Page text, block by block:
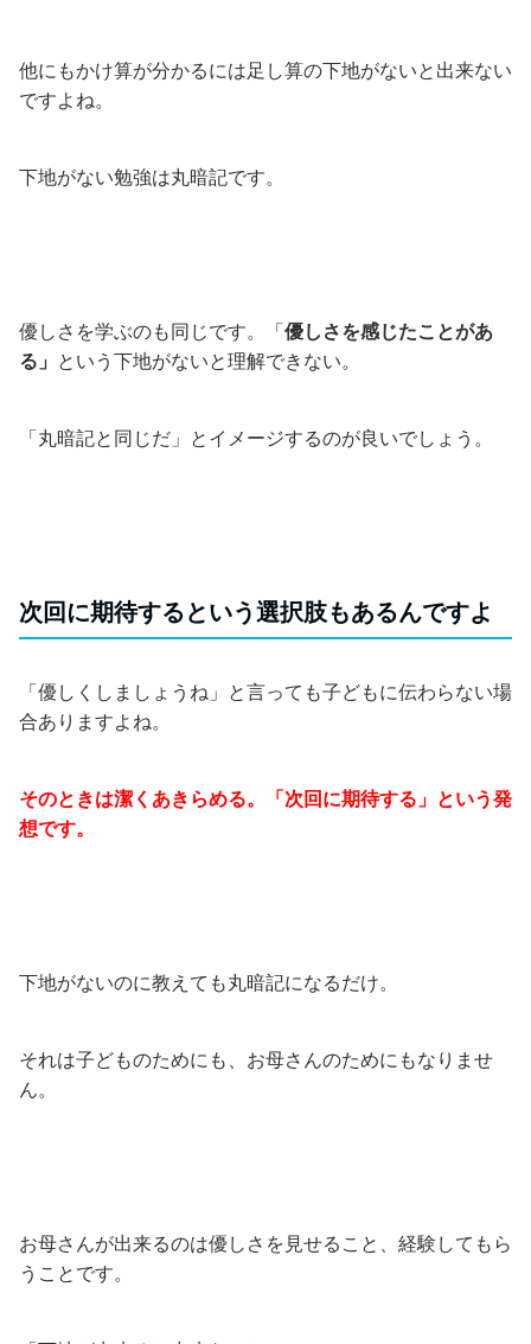
他にもかけ算が分かるには足し算の下地がないと出来ない
ですよね。
下地がない勉強は丸暗記です。
優しさを学ぶのも同じです。「優しさを感じたことがあ
る」 という下地がないと理解できない。
「丸暗記と同じだ」とイメージするのが良いでしょう。
次回に期待するという選択肢もあるんですよ
「優しくしましょうね」と言っても子どもに伝わらない場
合ありますよね。
そのときは潔くあきらめる。「次回に期待する」という発
想です。
下地がないのに教えても丸暗記になるだけ。
それは子どものためにも、お母さんのためにもなりませ
ん。
お母さんが出来るのは優しさを見せること、経験してもら
うことです。